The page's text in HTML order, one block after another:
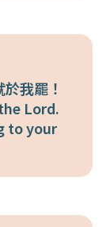
我罷！
Lord.
to your